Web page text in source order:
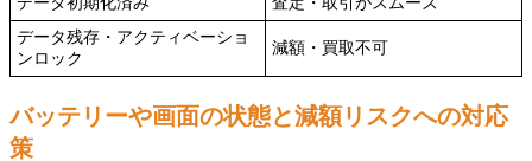
データ残存・アクティベーショ
ンロック
減額・買取不可
バッテリーや画面の状態と減額リスクへの対応
策